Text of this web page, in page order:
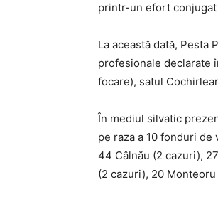
printr-un efort
La această dată, Pesta
profesionale declarate
focare), satul
În mediul silvatic
pe raza a 10 fonduri de
44 Câlnău (2 cazuri),
(2 cazuri), 20 Monteoru